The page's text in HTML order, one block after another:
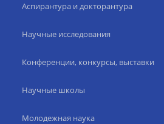
Аспирантура и докторантура
Научные исследования
Конференции, конкурсы, выставки
Научные школы
Молодежная наука